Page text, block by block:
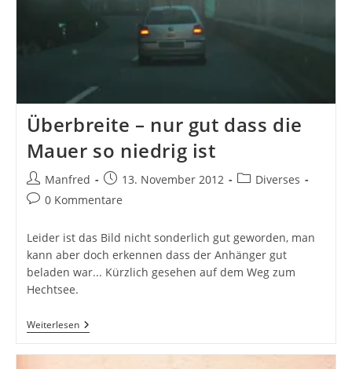
Überbreite – nur gut dass die
Mauer so niedrig ist
Beitrags-
Autor:
Manfred
Beitrag
veröffentlicht:
13. November 2012
Beitrags-
Diverses
Beitrags-
0 Kommentare
Leider ist das Bild nicht sonderlich gut geworden, man
kann aber doch erkennen dass der Anhänger gut
beladen war... Kürzlich gesehen auf dem Weg zum
Hechtsee.
WeiterlesenÜberbreite
–